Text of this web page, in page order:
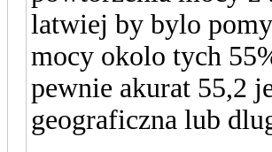
latwiej by bylo
mocy okolo tych
pewnie akurat 55,2
geograficzna lub